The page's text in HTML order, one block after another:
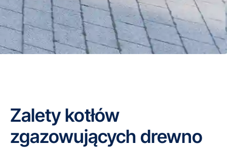
Zalety kotłów
zgazowujących drewno